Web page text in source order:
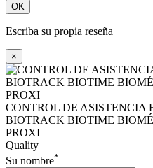
OK
Escriba su propia reseña
×
CONTROL DE
BIOTRACK BIOTIME
PROXI
Quality
Su nombre*